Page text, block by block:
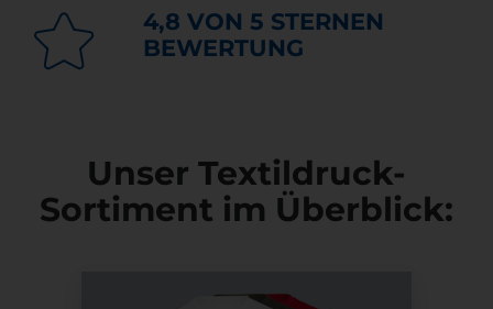
4,8 VON 5 STERNEN
BEWERTUNG
Unser Textildruck-
Sortiment im Überblick: